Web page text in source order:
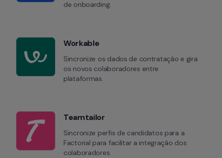
de onboarding.
Workable
Sincronize os dados de contratação e gira
os novos colaboradores entre
plataformas.
Teamtailor
Sincronize perfis de candidatos para a
Factorial para facilitar a integração dos
colaboradores.